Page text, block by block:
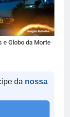
e Globo da Morte
da nossa